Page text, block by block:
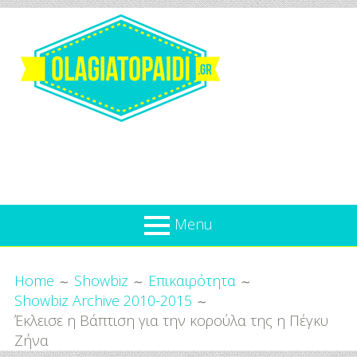
content
Menu
Για
το
Παιδί
Επικαιρότητα
Προσφορές
Home Showbiz
Επικαιρότητα
Showbiz Archive 2010-2015
Έκλεισε η Bάπτιση για την κορούλα της η Πέγκυ
Ζήνα